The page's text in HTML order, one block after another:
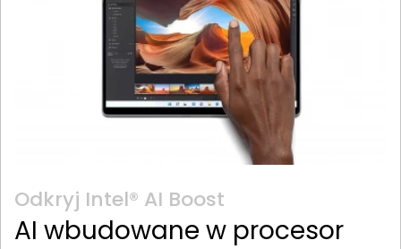
Odkryj Intel® AI Boost
AI wbudowane w procesor